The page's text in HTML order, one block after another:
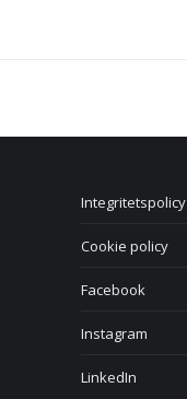
Integritetspolicy
Cookie policy
Facebook
Instagram
LinkedIn